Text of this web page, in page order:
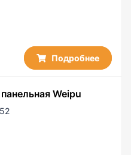
Подробнее
Weipu
52